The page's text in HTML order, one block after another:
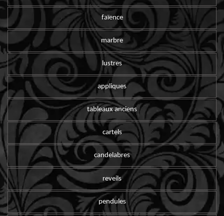
faïence
marbre
lustres
appliques
tableaux anciens
cartels
candelabres
reveils
pendules